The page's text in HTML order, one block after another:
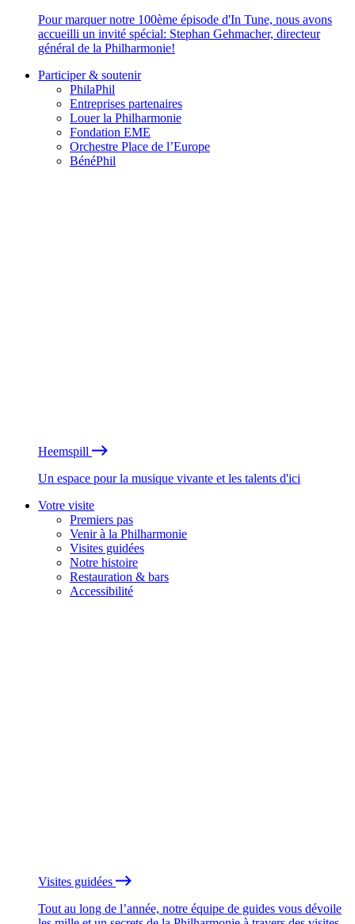
Pour marquer notre 100ème épisode d'In Tune, nous avons
accueilli un invité spécial: Stephan Gehmacher, directeur
général de la Philharmonie!
Participer & soutenir
PhilaPhil
Entreprises partenaires
Louer la Philharmonie
Fondation EME
Orchestre Place de l’Europe
BénéPhil
Heemspill
Un espace pour la musique vivante et les talents d'ici
Votre visite
Premiers pas
Venir à la Philharmonie
Visites guidées
Notre histoire
Restauration & bars
Accessibilité
Visites guidées
Tout au long de l’année, notre équipe de guides vous dévoile